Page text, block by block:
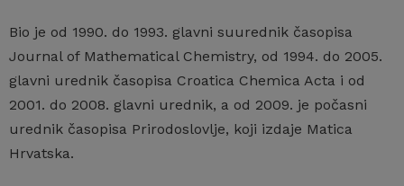
Bio je od 1990. do 1993. glavni suurednik časopisa
Journal of Mathematical Chemistry, od 1994. do 2005.
glavni urednik časopisa Croatica Chemica Acta i od
2001. do 2008. glavni urednik, a od 2009. je počasni
urednik časopisa Prirodoslovlje, koji izdaje Matica
Hrvatska.